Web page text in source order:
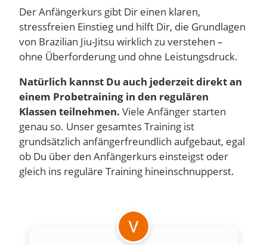
Der Anfängerkurs gibt Dir einen klaren,
stressfreien Einstieg und hilft Dir, die Grundlagen
von Brazilian Jiu-Jitsu wirklich zu verstehen –
ohne Überforderung und ohne Leistungsdruck.
Natürlich kannst Du auch jederzeit direkt an
einem Probetraining in den regulären
Klassen teilnehmen. Viele Anfänger starten
genau so. Unser gesamtes Training ist
grundsätzlich anfängerfreundlich aufgebaut, egal
ob Du über den Anfängerkurs einsteigst oder
gleich ins reguläre Training hineinschnupperst.